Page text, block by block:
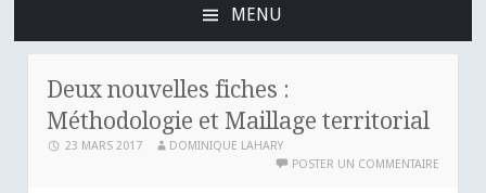
MENU
PRINCIPAL
Deux nouvelles fiches :
Méthodologie et Maillage territorial
23 MARS 2017
DOMINIQUE LAHARY
POSTER UN COMMENTAIRE